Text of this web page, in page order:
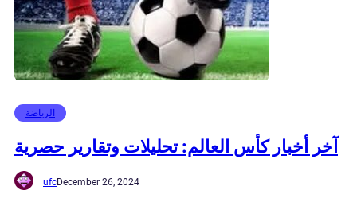
الرياضة
آخر أخبار كأس العالم: تحليلات وتقارير حصرية
ufcDecember 26, 2024